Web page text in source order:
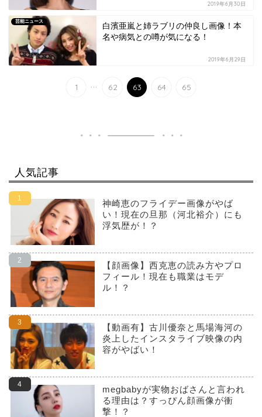
2019年6月30日
芸能ニュース
白濱亜嵐と姉ラブリの仲良し画像！本
名や病気との噂が気になる！
2019年6月29日
1 ... 62 63 64 65
人気記事
神崎恵のフライデー画像がやば
い！現在の旦那（河北裕介）にも
浮気歴が！？
【顔画像】西克恵の読み方やプロ
フィール！現在も職業はモデ
ル！？
【動画有】古川優奈と馬場海河の
炎上したインスタライブ映像の内
容がやばい！
megbabyが実物おばさんと言われ
る理由は？すっぴん顔画像が衝
撃！？